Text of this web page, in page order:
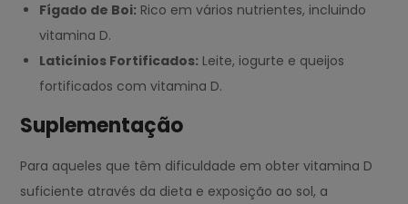
Fígado de Boi: Rico em vários nutrientes, incluindo
vitamina D.
Laticínios Fortificados: Leite, iogurte e queijos
fortificados com vitamina D.
Suplementação
Para aqueles que têm dificuldade em obter vitamina D
suficiente através da dieta e exposição ao sol, a